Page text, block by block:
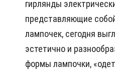
гирлянды
представляющие
лампочек, сегодня
эстетично и
формы лампочки,